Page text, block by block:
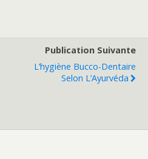
Publication Suivante
L’hygiène Bucco-Dentaire
Selon L’Ayurvéda